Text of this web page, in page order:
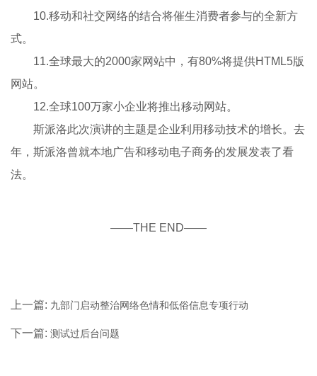
10.移动和社交网络的结合将催生消费者参与的全新方
式。
11.全球最大的2000家网站中，有80%将提供HTML5版
网站。
12.全球100万家小企业将推出移动网站。
斯派洛此次演讲的主题是企业利用移动技术的增长。去
年，斯派洛曾就本地广告和移动电子商务的发展发表了看
法。
——THE END——
上一篇: 九部门启动整治网络色情和低俗信息专项行动
下一篇:测试过后台问题